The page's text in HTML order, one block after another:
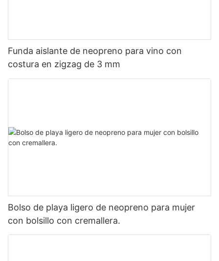
Funda aislante de neopreno para vino con
costura en zigzag de 3 mm
Bolso de playa ligero de neopreno para mujer
con bolsillo con cremallera.